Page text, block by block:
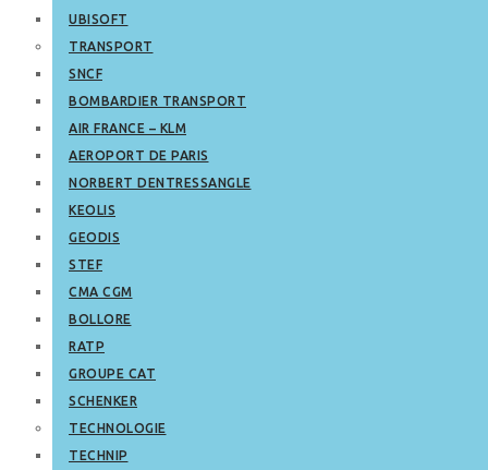
UBISOFT
TRANSPORT
SNCF
BOMBARDIER TRANSPORT
AIR FRANCE – KLM
AEROPORT DE PARIS
NORBERT DENTRESSANGLE
KEOLIS
GEODIS
STEF
CMA CGM
BOLLORE
RATP
GROUPE CAT
SCHENKER
TECHNOLOGIE
TECHNIP